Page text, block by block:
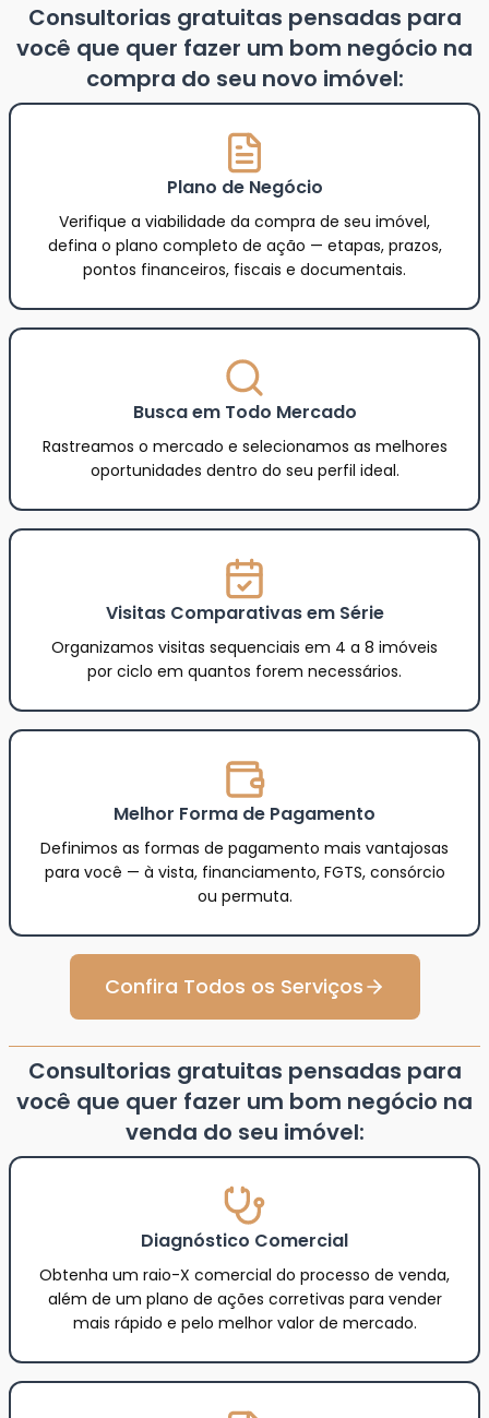
Consultorias gratuitas pensadas para
você que quer fazer um bom negócio na
compra do seu novo imóvel:
Plano de Negócio
Verifique a viabilidade da compra de seu imóvel,
defina o plano completo de ação — etapas, prazos,
pontos financeiros, fiscais e documentais.
Busca em Todo Mercado
Rastreamos o mercado e selecionamos as melhores
oportunidades dentro do seu perfil ideal.
Visitas Comparativas em Série
Organizamos visitas sequenciais em 4 a 8 imóveis
por ciclo em quantos forem necessários.
Melhor Forma de Pagamento
Definimos as formas de pagamento mais vantajosas
para você — à vista, financiamento, FGTS, consórcio
ou permuta.
Confira Todos os Serviços
Consultorias gratuitas pensadas para
você que quer fazer um bom negócio na
venda do seu imóvel:
Diagnóstico Comercial
Obtenha um raio-X comercial do processo de venda,
além de um plano de ações corretivas para vender
mais rápido e pelo melhor valor de mercado.